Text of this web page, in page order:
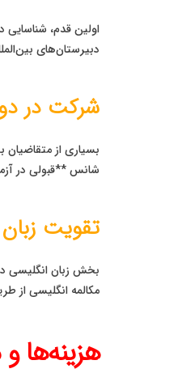
اولین قدم،
دبیرستان‌های
شرکت در
بسیاری از
شانس **قبولی در
تقویت
بخش زبان انگلیسی
مکالمه انگلیسی از
هزینه‌ها